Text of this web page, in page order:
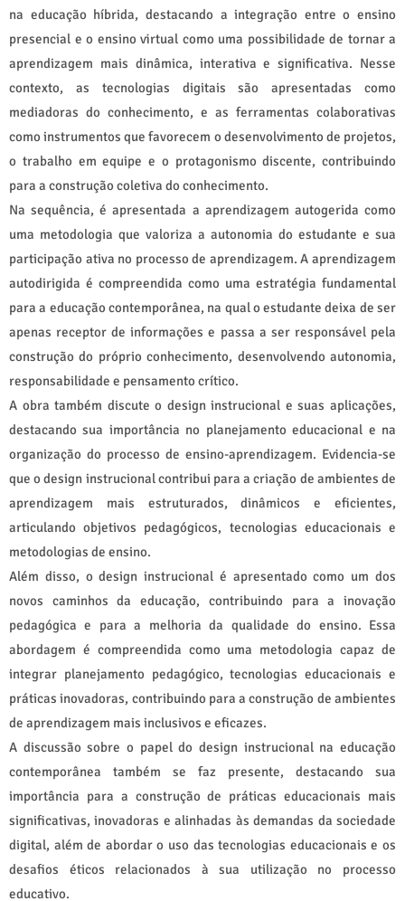
na educação híbrida, destacando a integração entre o ensino
presencial e o ensino virtual como uma possibilidade de tornar a
aprendizagem mais dinâmica, interativa e significativa. Nesse
contexto, as tecnologias digitais são apresentadas como
mediadoras do conhecimento, e as ferramentas colaborativas
como instrumentos que favorecem o desenvolvimento de projetos,
o trabalho em equipe e o protagonismo discente, contribuindo
para a construção coletiva do conhecimento.
Na sequência, é apresentada a aprendizagem autogerida como
uma metodologia que valoriza a autonomia do estudante e sua
participação ativa no processo de aprendizagem. A aprendizagem
autodirigida é compreendida como uma estratégia fundamental
para a educação contemporânea, na qual o estudante deixa de ser
apenas receptor de informações e passa a ser responsável pela
construção do próprio conhecimento, desenvolvendo autonomia,
responsabilidade e pensamento crítico.
A obra também discute o design instrucional e suas aplicações,
destacando sua importância no planejamento educacional e na
organização do processo de ensino-aprendizagem. Evidencia-se
que o design instrucional contribui para a criação de ambientes de
aprendizagem mais estruturados, dinâmicos e eficientes,
articulando objetivos pedagógicos, tecnologias educacionais e
metodologias de ensino.
Além disso, o design instrucional é apresentado como um dos
novos caminhos da educação, contribuindo para a inovação
pedagógica e para a melhoria da qualidade do ensino. Essa
abordagem é compreendida como uma metodologia capaz de
integrar planejamento pedagógico, tecnologias educacionais e
práticas inovadoras, contribuindo para a construção de ambientes
de aprendizagem mais inclusivos e eficazes.
A discussão sobre o papel do design instrucional na educação
contemporânea também se faz presente, destacando sua
importância para a construção de práticas educacionais mais
significativas, inovadoras e alinhadas às demandas da sociedade
digital, além de abordar o uso das tecnologias educacionais e os
desafios éticos relacionados à sua utilização no processo
educativo.